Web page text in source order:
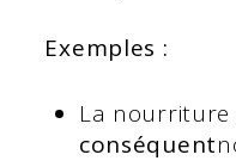
Exemples :
La nourriture
conséquent